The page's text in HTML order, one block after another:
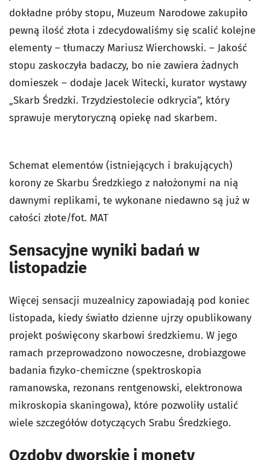
dokładne próby stopu, Muzeum Narodowe zakupiło
pewną ilość złota i zdecydowaliśmy się scalić kolejne
elementy – tłumaczy Mariusz Wierchowski. – Jakość
stopu zaskoczyła badaczy, bo nie zawiera żadnych
domieszek – dodaje Jacek Witecki, kurator wystawy
„Skarb Średzki. Trzydziestolecie odkrycia”, który
sprawuje merytoryczną opiekę nad skarbem.
Schemat elementów (istniejących i brakujących)
korony ze Skarbu Średzkiego z nałożonymi na nią
dawnymi replikami, te wykonane niedawno są już w
całości złote/fot. MAT
Sensacyjne wyniki badań w
listopadzie
Więcej sensacji muzealnicy zapowiadają pod koniec
listopada, kiedy światło dzienne ujrzy opublikowany
projekt poświęcony skarbowi średzkiemu. W jego
ramach przeprowadzono nowoczesne, drobiazgowe
badania fizyko-chemiczne (spektroskopia
ramanowska, rezonans rentgenowski, elektronowa
mikroskopia skaningowa), które pozwoliły ustalić
wiele szczegółów dotyczących Srabu Średzkiego.
Ozdoby dworskie i monety